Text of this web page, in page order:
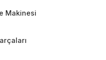
Makinesi